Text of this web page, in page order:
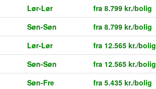
Lør-Lør
fra 8.799 kr./bolig
Søn-Søn
fra 8.799 kr./bolig
Lør-Lør
fra 12.565 kr./bolig
Søn-Søn
fra 12.565 kr./bolig
Søn-Fre
fra 5.435 kr./bolig